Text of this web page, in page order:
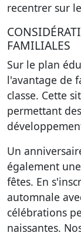
recentrer sur
FAMILIALES
Sur le plan
l'avantage de
classe. Cette
permettant
Un
également
fêtes. En
automnale
célébrations
naissantes.